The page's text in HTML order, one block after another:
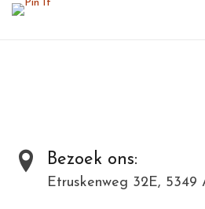
Parelmoer is een kalkproduct, het
Toevoegen
Bezoek ons:
Etruskenweg 32E, 5349